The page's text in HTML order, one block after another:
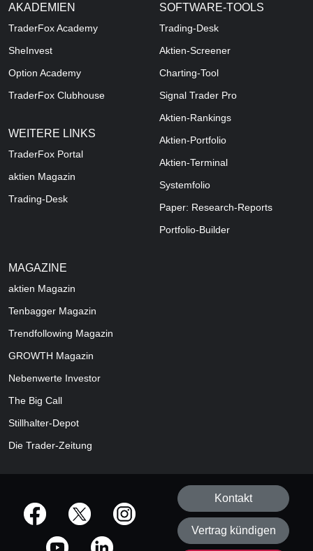
AKADEMIEN
TraderFox Academy
SheInvest
Option Academy
TraderFox Clubhouse
WEITERE LINKS
TraderFox Portal
aktien Magazin
Trading-Desk
SOFTWARE-TOOLS
Trading-Desk
Aktien-Screener
Charting-Tool
Signal Trader Pro
Aktien-Rankings
Aktien-Portfolio
Aktien-Terminal
Systemfolio
Paper: Research-Reports
Portfolio-Builder
MAGAZINE
aktien Magazin
Tenbagger Magazin
Trendfollowing Magazin
GROWTH Magazin
Nebenwerte Investor
The Big Call
Stillhalter-Depot
Die Trader-Zeitung
offizielle Social Media-Accounts
Kontakt
Vertrag kündigen